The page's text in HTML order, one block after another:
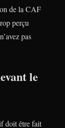
de la CAF
perçu
pas
le
doit être fait